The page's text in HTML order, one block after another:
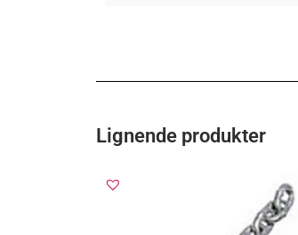
Lignende produkter